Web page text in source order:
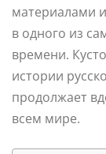
материалами
в одного из
времени.
истории
продолжает
всем мире.